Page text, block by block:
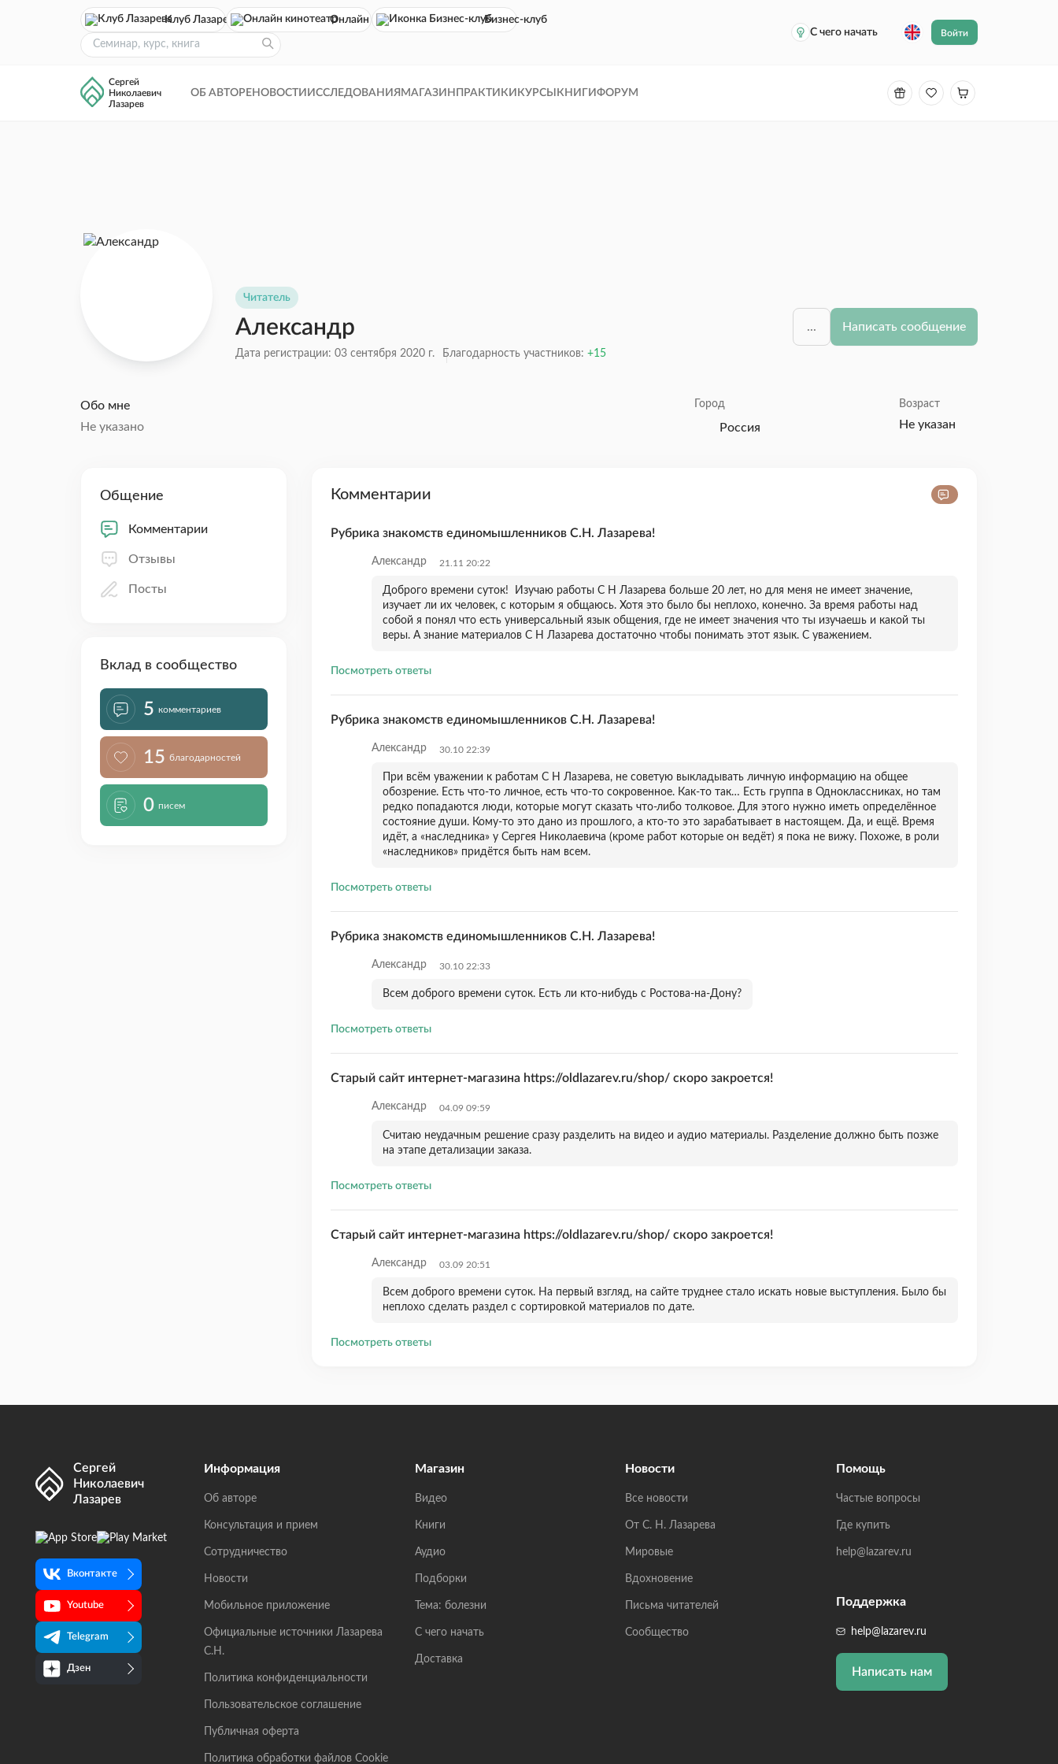
Клуб Лазарева Онлайн кинотеатр
Бизнес-клуб
С чего начать
Войти
Сергей
Николаевич
Лазарев
ОБ АВТОРЕ НОВОСТИ ИССЛЕДОВАНИЯ МАГАЗИН ПРАКТИКИ КУРСЫ КНИГИ ФОРУМ
Читатель
Александр
Дата регистрации: 03 сентября 2020 г. Благодарность участников: 15
... Написать сообщение
Обо мне
Не указано
Город
Россия
Возраст
Не указан
Вклад в сообщество
5 комментариев
15 благодарностей
0 писем
Общение
Комментарии
Отзывы
Посты
Комментарии
Рубрика знакомств единомышленников С.Н. Лазарева!
Александр 21.11 20:22
Доброго времени суток! Изучаю работы С Н Лазарева больше 20 лет, но для меня не имеет значение,
изучает ли их человек, с которым я общаюсь. Хотя это было бы неплохо, конечно. За время работы над
собой я понял что есть универсальный язык общения, где не имеет значения что ты изучаешь и какой ты
веры. А знание материалов С Н Лазарева достаточно чтобы понимать этот язык. C уважением.
Посмотреть ответы
Рубрика знакомств единомышленников С.Н. Лазарева!
Александр 30.10 22:39
При всём уважении к работам С Н Лазарева, не советую выкладывать личную информацию на общее
обозрение. Есть что-то личное, есть что-то сокровенное. Как-то так… Есть группа в Одноклассниках, но там
редко попадаются люди, которые могут сказать что-либо толковое. Для этого нужно иметь определённое
состояние души. Кому-то это дано из прошлого, а кто-то это зарабатывает в настоящем. Да, и ещё. Время
идёт, а «наследника» у Сергея Николаевича (кроме работ которые он ведёт) я пока не вижу. Похоже, в роли
«наследников» придётся быть нам всем.
Посмотреть ответы
Рубрика знакомств единомышленников С.Н. Лазарева!
Александр 30.10 22:33
Всем доброго времени суток. Есть ли кто-нибудь с Ростова-на-Дону?
Посмотреть ответы
Старый сайт интернет-магазина https://oldlazarev.ru/shop/ скоро закроется!
Александр 04.09 09:59
Считаю неудачным решение сразу разделить на видео и аудио материалы. Разделение должно быть позже
на этапе детализации заказа.
Посмотреть ответы
Старый сайт интернет-магазина https://oldlazarev.ru/shop/ скоро закроется!
Александр 03.09 20:51
Всем доброго времени суток. На первый взгляд, на сайте труднее стало искать новые выступления. Было бы
неплохо сделать раздел с сортировкой материалов по дате.
Посмотреть ответы
Сергей
Николаевич
Лазарев
Вконтакте
Youtube
Telegram
Дзен
Информация
Об авторе
Консультация и прием
Сотрудничество
Новости
Мобильное приложение
Официальные источники Лазарева
С.Н.
Политика конфиденциальности
Пользовательское соглашение
Публичная оферта
Политика обработки файлов Cookie
Магазин
Видео
Книги
Аудио
Подборки
Тема: болезни
С чего начать
Доставка
Новости
Все новости
От С. Н. Лазарева
Мировые
Вдохновение
Письма читателей
Сообщество
Помощь
Частые вопросы
Где купить
help@lazarev.ru
Поддержка
help@lazarev.ru
Написать нам